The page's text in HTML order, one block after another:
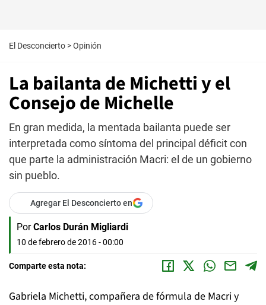
El Desconcierto >Opinión
La bailanta de Michetti y el
Consejo de Michelle
En gran medida, la mentada bailanta puede ser
interpretada como síntoma del principal déficit con
que parte la administración Macri: el de un gobierno
sin pueblo.
Agregar El Desconcierto en
Por Carlos Durán Migliardi
10 de febrero de 2016 - 00:00
Comparte esta nota:
Gabriela Michetti, compañera de fórmula de Macri y